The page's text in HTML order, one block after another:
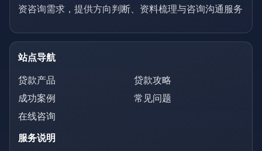
资咨询需求，提供方向判断、资料梳理与咨询沟通服务
站点导航
贷款产品
贷款攻略
成功案例
常见问题
在线咨询
服务说明